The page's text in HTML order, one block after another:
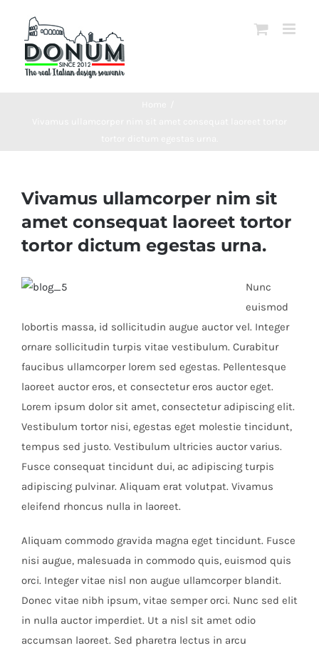
contenuto
Vivamus ullamcorper nim sit
amet consequat laoreet tortor
tortor dictum egestas urna.
Nunc
euismod
lobortis massa, id sollicitudin augue auctor vel. Integer
ornare sollicitudin turpis vitae vestibulum. Curabitur
faucibus ullamcorper lorem sed egestas. Pellentesque
laoreet auctor eros, et consectetur eros auctor eget.
Lorem ipsum dolor sit amet, consectetur adipiscing elit.
Vestibulum tortor nisi, egestas eget molestie tincidunt,
tempus sed justo. Vestibulum ultricies auctor varius.
Fusce consequat tincidunt dui, ac adipiscing turpis
adipiscing pulvinar. Aliquam erat volutpat. Vivamus
eleifend rhoncus nulla in laoreet.
Aliquam commodo gravida magna eget tincidunt. Fusce
nisi augue, malesuada in commodo quis, euismod quis
orci. Integer vitae nisl non augue ullamcorper blandit.
Donec vitae nibh ipsum, vitae semper orci. Nunc sed elit
in nulla auctor imperdiet. Ut a nisl sit amet odio
accumsan laoreet. Sed pharetra lectus in arcu